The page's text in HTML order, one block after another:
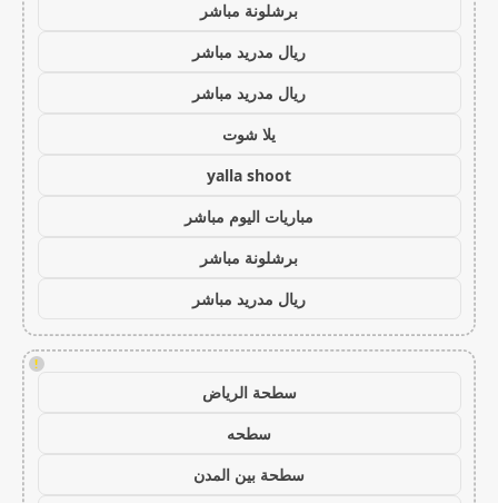
برشلونة مباشر
ريال مدريد مباشر
ريال مدريد مباشر
يلا شوت
yalla shoot
مباريات اليوم مباشر
برشلونة مباشر
ريال مدريد مباشر
!
سطحة الرياض
سطحه
سطحة بين المدن